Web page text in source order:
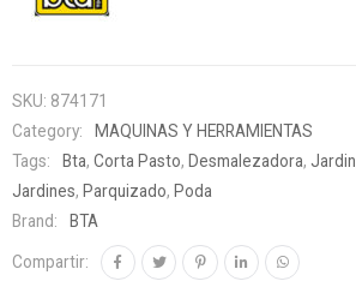
SKU: 874171
Category:
MAQUINAS Y HERRAMIENTAS
Tags:
Bta, Corta Pasto, Desmalezadora, Jardin
Jardines, Parquizado, Poda
Brand:
BTA
Compartir: